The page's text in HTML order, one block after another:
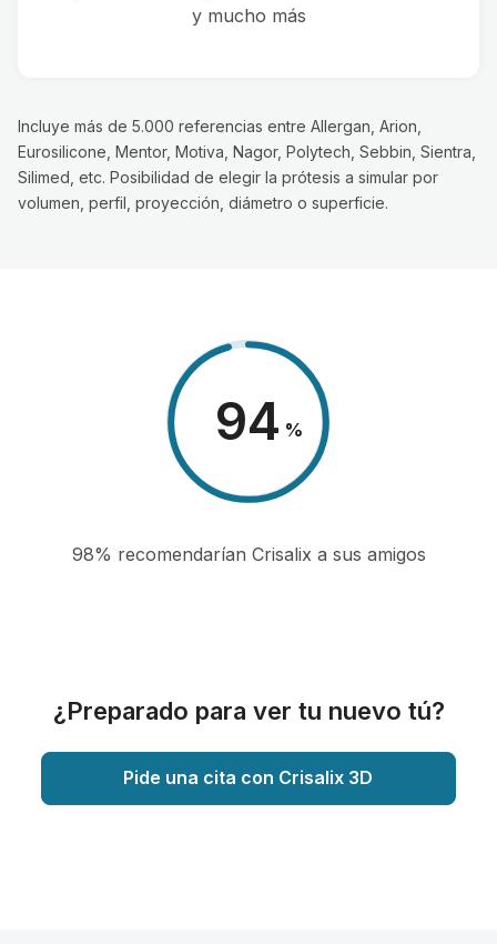
y mucho más
Incluye más de 5.000 referencias entre Allergan, Arion,
Eurosilicone, Mentor, Motiva, Nagor, Polytech, Sebbin, Sientra,
Silimed, etc. Posibilidad de elegir la prótesis a simular por
volumen, perfil, proyección, diámetro o superficie.
98 %
98% recomendarían Crisalix a sus amigos
¿Preparado para ver tu nuevo tú?
Pide una cita con Crisalix 3D